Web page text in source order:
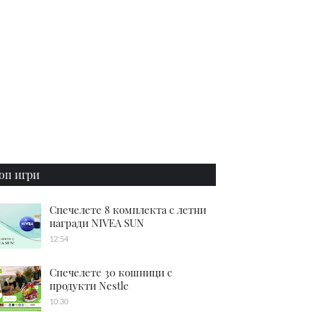
игри
Спечелете 8 комплекта с летни
награди NIVEA SUN
12:54
Спечелете 30 кошници с
продукти Nestle
10:30